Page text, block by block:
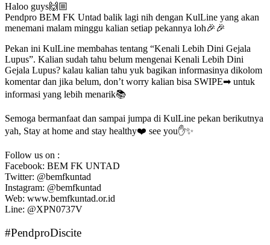
Haloo guys🙌🏼
Pendpro BEM FK Untad balik lagi nih dengan KulLine yang akan
menemani malam minggu kalian setiap pekannya loh🎉🎉
Pekan ini KulLine membahas tentang “Kenali Lebih Dini Gejala
Lupus”. Kalian sudah tahu belum mengenai Kenali Lebih Dini
Gejala Lupus? kalau kalian tahu yuk bagikan informasinya dikolom
komentar dan jika belum, don’t worry kalian bisa SWIPE➡ untuk
informasi yang lebih menarik📚
Semoga bermanfaat dan sampai jumpa di KulLine pekan berikutnya
yah, Stay at home and stay healthy❤️ see you✋✨
Follow us on :
Facebook: BEM FK UNTAD
Twitter: @bemfkuntad
Instagram: @bemfkuntad
Web: www.bemfkuntad.or.id
Line: @XPN0737V
#PendproDiscite